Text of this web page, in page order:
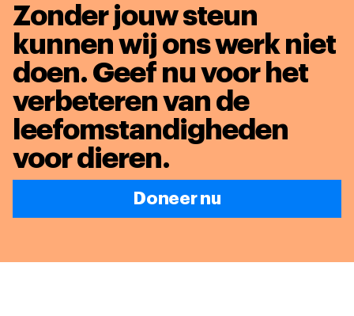
Zonder jouw steun
kunnen wij ons werk niet
doen. Geef nu voor het
verbeteren van de
leefomstandigheden
voor dieren.
Doneer nu